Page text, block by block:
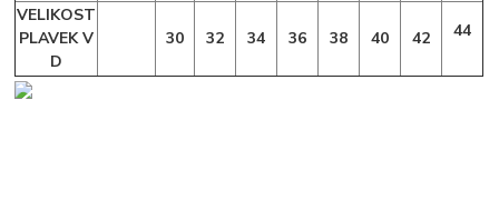
VELIKOST
PLAVEK V
D
30 32 34 36 38 40 42 44